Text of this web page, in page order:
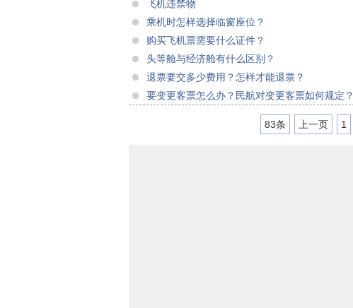
飞机违禁物
乘机时怎样选择临窗座位？
购买飞机票需要什么证件？
头等舱与经济舱有什么区别？
退票要交多少费用？怎样才能退票？
要变更客票怎么办？民航对变更客票如何规定？
83条 上一页 1